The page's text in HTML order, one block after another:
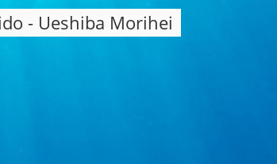
- Ueshiba Morihei